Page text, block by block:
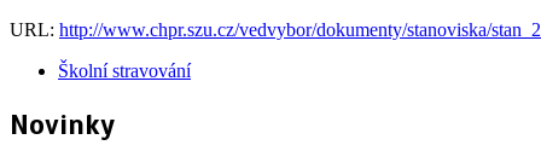
URL: http://www.chpr.szu.cz/vedvybor/dokumenty/stanoviska/
Školní stravování
Novinky